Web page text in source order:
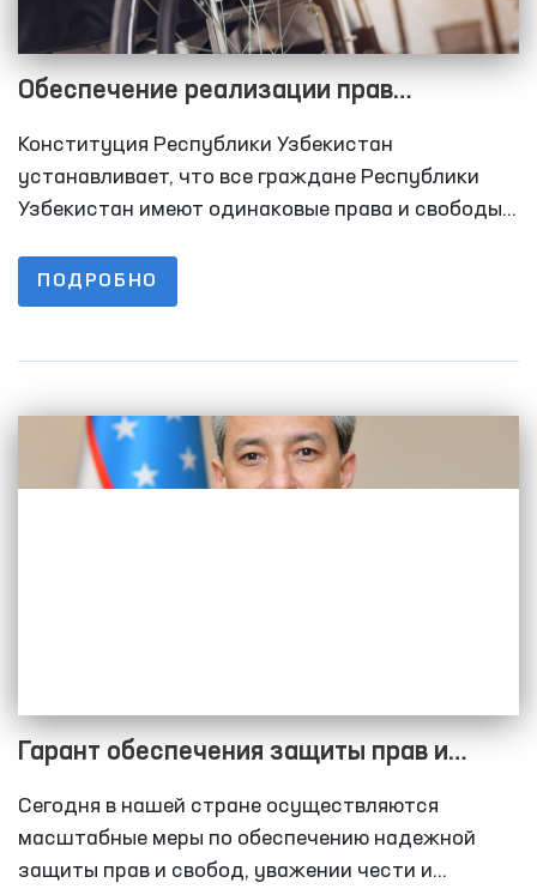
Обеспечение реализации прав
инвалидов Омбудсманом Узбекистана
Конституция Республики Узбекистан
устанавливает, что все граждане Республики
Узбекистан имеют одинаковые права и свободы и
национальности, языка, религии, социального
происхождения, убеждений, личного и
ПОДРОБНО
Гарант обеспечения защиты прав и
свобод личности
Сегодня в нашей стране осуществляются
масштабные меры по обеспечению надежной
защиты прав и свобод, уважении чести и